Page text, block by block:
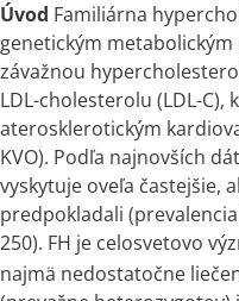
Úvod Familiárna
genetickým
závažnou
LDL-cholesterolu (LDL-C),
aterosklerotickým
KVO). Podľa najnovších
vyskytuje oveľa častejšie,
predpokladali
250). FH je celosvetovo
najmä nedostatočne